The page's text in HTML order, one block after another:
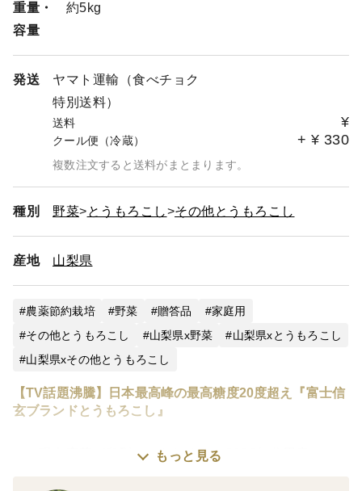
重量・
容量
約5kg
発送
ヤマト運輸（食べチョク
特別送料）
送料 ¥
クール便（冷蔵） + ¥ 330
複数注文すると送料がまとまります。
種別 野菜 とうもろこし その他とうもろこし
産地 山梨県
農薬節約栽培 野菜 贈答品
家庭用
その他とうもろこし
山梨県x野菜
山梨県xとうもろこし
山梨県xその他とうもろこし
【TV話題沸騰】日本最高峰の最高糖度20度超え『富士信
玄ブランドとうもろこし』
⚠️※現在応募が殺到しております。2026年分用意して
もっと見る